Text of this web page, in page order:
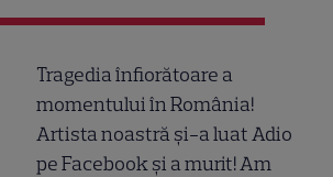
Tragedia înfiorătoare a
momentului în România!
Artista noastră și-a luat Adio
pe Facebook și a murit! Am